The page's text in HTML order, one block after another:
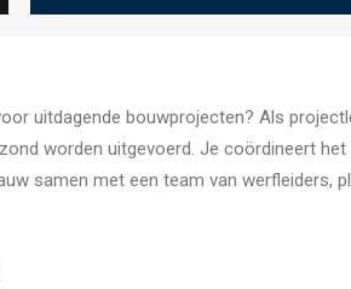
uitdagende bouwprojecten? Als
worden uitgevoerd. Je coördineert het
samen met een team van werfleiders,